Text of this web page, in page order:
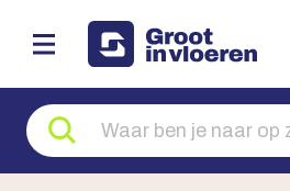
Zoeken
naar
producten